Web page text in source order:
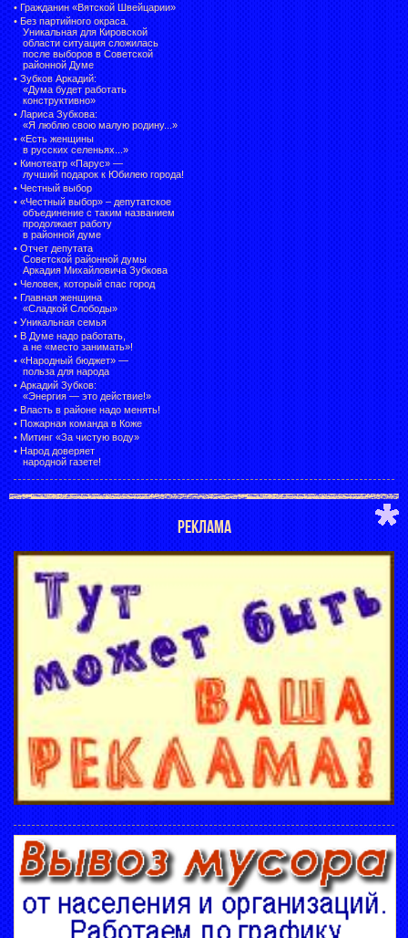
• Гражданин «Вятской Швейцарии»
• Без партийного окраса.
Уникальная для Кировской
области ситуация сложилась
после выборов в Советской
районной Думе
• Зубков Аркадий:
«Дума будет работать
конструктивно»
• Лариса Зубкова:
«Я люблю свою малую родину...»
• «Есть женщины
в русских селеньях...»
• Кинотеатр «Парус» —
лучший подарок к Юбилею города!
• Честный выбор
• «Честный выбор» – депутатское
объединение с таким названием
продолжает работу
в районной думе
• Отчет депутата
Советской районной думы
Аркадия Михайловича Зубкова
• Человек, который спас город
• Главная женщина
«Сладкой Слободы»
• Уникальная семья
• В Думе надо работать,
а не «место занимать»!
• «Народный бюджет» —
польза для народа
• Аркадий Зубков:
«Энергия — это действие!»
• Власть в районе надо менять!
• Пожарная команда в Коже
• Митинг «За чистую воду»
• Народ доверяет
народной газете!
РЕКЛАМА